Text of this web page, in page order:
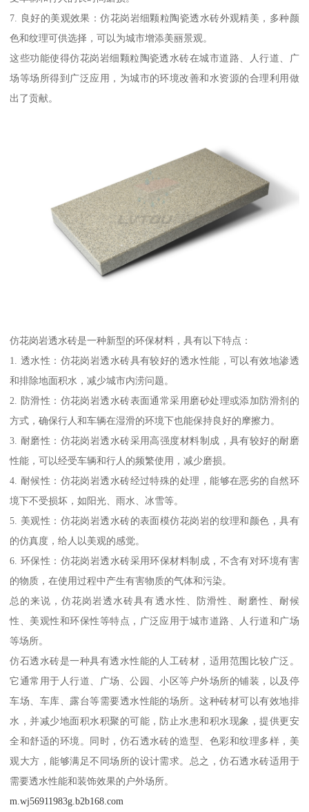
7. 良好的美观效果：仿花岗岩细颗粒陶瓷透水砖外观精美，多种颜
色和纹理可供选择，可以为城市增添美丽景观。
这些功能使得仿花岗岩细颗粒陶瓷透水砖在城市道路、人行道、广
场等场所得到广泛应用，为城市的环境改善和水资源的合理利用做
出了贡献。
仿花岗岩透水砖是一种新型的环保材料，具有以下特点：
1. 透水性：仿花岗岩透水砖具有较好的透水性能，可以有效地渗透
和排除地面积水，减少城市内涝问题。
2. 防滑性：仿花岗岩透水砖表面通常采用磨砂处理或添加防滑剂的
方式，确保行人和车辆在湿滑的环境下也能保持良好的摩擦力。
3. 耐磨性：仿花岗岩透水砖采用高强度材料制成，具有较好的耐磨
性能，可以经受车辆和行人的频繁使用，减少磨损。
4. 耐候性：仿花岗岩透水砖经过特殊的处理，能够在恶劣的自然环
境下不受损坏，如阳光、雨水、冰雪等。
5. 美观性：仿花岗岩透水砖的表面模仿花岗岩的纹理和颜色，具有
的仿真度，给人以美观的感觉。
6. 环保性：仿花岗岩透水砖采用环保材料制成，不含有对环境有害
的物质，在使用过程中产生有害物质的气体和污染。
总的来说，仿花岗岩透水砖具有透水性、防滑性、耐磨性、耐候
性、美观性和环保性等特点，广泛应用于城市道路、人行道和广场
等场所。
仿石透水砖是一种具有透水性能的人工砖材，适用范围比较广泛。
它通常用于人行道、广场、公园、小区等户外场所的铺装，以及停
车场、车库、露台等需要透水性能的场所。这种砖材可以有效地排
水，并减少地面积水积聚的可能，防止水患和积水现象，提供更安
全和舒适的环境。同时，仿石透水砖的造型、色彩和纹理多样，美
观大方，能够满足不同场所的设计需求。总之，仿石透水砖适用于
需要透水性能和装饰效果的户外场所。
m.wj56911983g.b2b168.com